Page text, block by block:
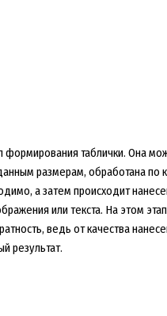
формирования таблички. Она
размерам, обработана по
а затем происходит
или текста. На этом
ведь от качества
результат.